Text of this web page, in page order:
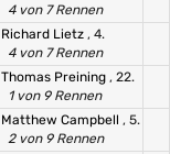
4 von 7 Rennen
Richard Lietz , 4.
4 von 7 Rennen
Thomas Preining , 22.
1 von 9 Rennen
Matthew Campbell , 5.
2 von 9 Rennen